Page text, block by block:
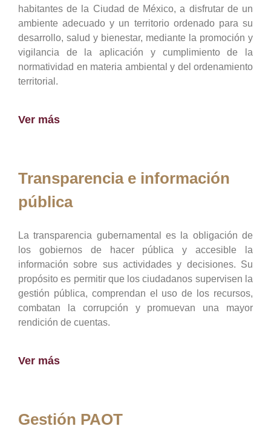
habitantes de la Ciudad de México, a disfrutar de un
ambiente adecuado y un territorio ordenado para su
desarrollo, salud y bienestar, mediante la promoción y
vigilancia de la aplicación y cumplimiento de la
normatividad en materia ambiental y del ordenamiento
territorial.
Ver más
Transparencia e información
pública
La transparencia gubernamental es la obligación de
los gobiernos de hacer pública y accesible la
información sobre sus actividades y decisiones. Su
propósito es permitir que los ciudadanos supervisen la
gestión pública, comprendan el uso de los recursos,
combatan la corrupción y promuevan una mayor
rendición de cuentas.
Ver más
Gestión PAOT